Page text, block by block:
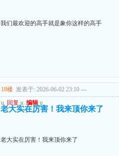
我们最欢迎的高手就是象你这样的高手
18楼 发表于: 2026-06-02 23:10 ---
u 回复 u 编辑 u
老大实在厉害！我来顶你来了
老大实在厉害！我来顶你来了